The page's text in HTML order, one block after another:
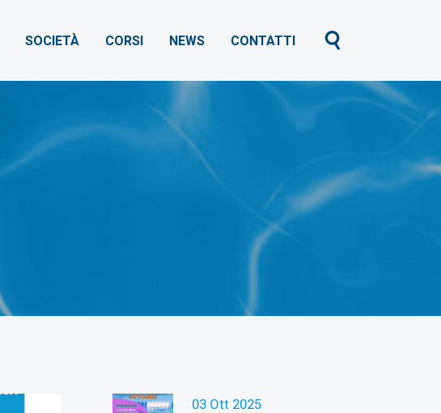
SOCIETÀ CORSI NEWS CONTATTI
03 Ott 2025